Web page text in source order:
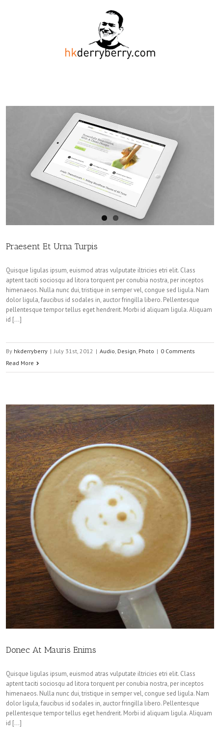
Praesent Et Urna Turpis
Quisque ligulas ipsum, euismod atras vulputate iltricies etri elit. Class
aptent taciti sociosqu ad litora torquent per conubia nostra, per inceptos
himenaeos. Nulla nunc dui, tristique in semper vel, congue sed ligula. Nam
dolor ligula, faucibus id sodales in, auctor fringilla libero. Pellentesque
pellentesque tempor tellus eget hendrerit. Morbi id aliquam ligula. Aliquam
id […]
By hkderryberry | July 31st, 2012 | Audio, Design, Photo | 0 Comments
Read More
Donec At Mauris Enims
Quisque ligulas ipsum, euismod atras vulputate iltricies etri elit. Class
aptent taciti sociosqu ad litora torquent per conubia nostra, per inceptos
himenaeos. Nulla nunc dui, tristique in semper vel, congue sed ligula. Nam
dolor ligula, faucibus id sodales in, auctor fringilla libero. Pellentesque
pellentesque tempor tellus eget hendrerit. Morbi id aliquam ligula. Aliquam
id […]